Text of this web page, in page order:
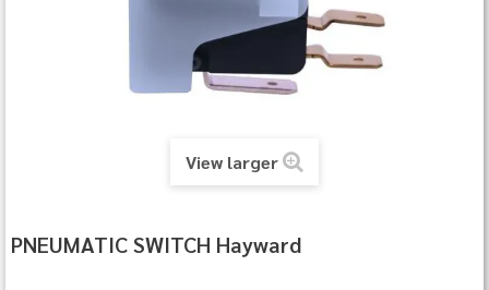
View larger
PNEUMATIC SWITCH Hayward